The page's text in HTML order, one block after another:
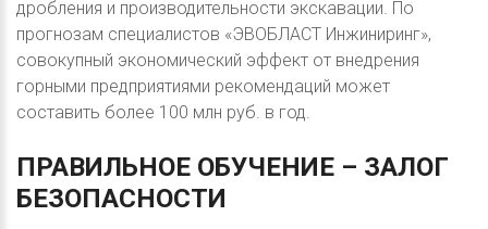
дробления и производительности экскавации. По
прогнозам специалистов «ЭВОБЛАСТ Инжиниринг»,
совокупный экономический эффект от внедрения
горными предприятиями рекомендаций может
составить более 100 млн руб. в год.
ПРАВИЛЬНОЕ ОБУЧЕНИЕ – ЗАЛОГ
БЕЗОПАСНОСТИ